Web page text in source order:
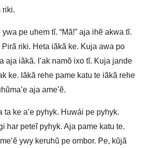
riki.
ywa pe uhem tĩ. “Mã!” aja ihẽ akwa tĩ.
Pirã riki. Heta iãkã ke. Kuja awa po
aja iãkã. I’ak namõ ixo tĩ. Kuja jande
ke. Iãkã rehe pame katu te iãkã rehe
aja ame’ẽ.
ta ke a’e pyhyk. Huwái pe pyhyk.
har peteĩ pyhyk. Aja pame katu te.
ywy keruhũ pe ombor. Pe, kũjã